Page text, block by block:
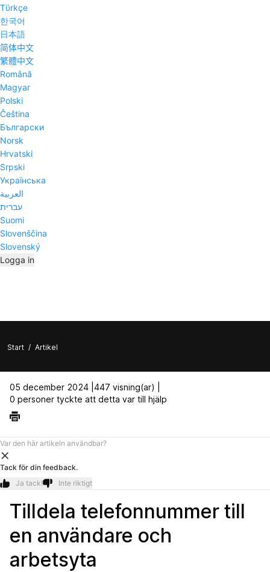
Tϋrkçe
한국어
日本語
简体中文
繁體中文
Română
Magyar
Polski
Čeština
Български
Norsk
Hrvatski
Srpski
Українська
العربية
עברית
Suomi
Slovenščina
Slovenský
Logga in
Start / Artikel
05 december 2024 | 447 visning(ar) |
0 personer tyckte att detta var till hjälp
Var den här artikeln användbar?
Tack för din feedback.
Ja tack!
Inte riktigt
Tilldela telefonnummer till
en användare och
arbetsyta